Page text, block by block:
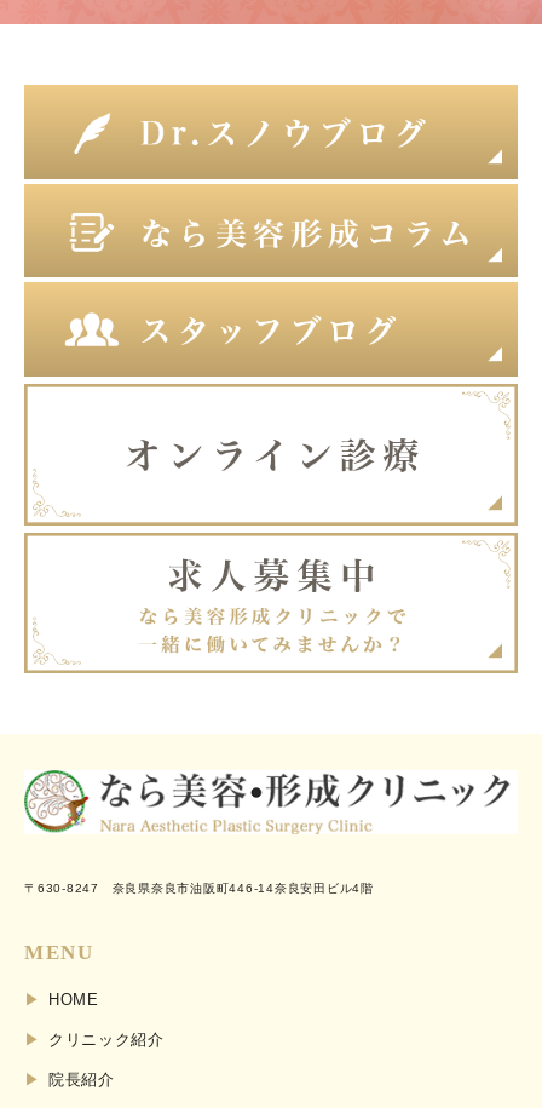
〒630-8247 奈良県奈良市油阪町446-14奈良安田ビル4階
MENU
HOME
クリニック紹介
院長紹介